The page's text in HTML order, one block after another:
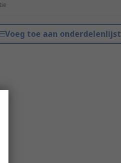
Voeg toe aan onderdelenlijst